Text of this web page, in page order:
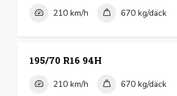
210 km/h 670 kg/däck
195/70 R16 94H
210 km/h 670 kg/däck